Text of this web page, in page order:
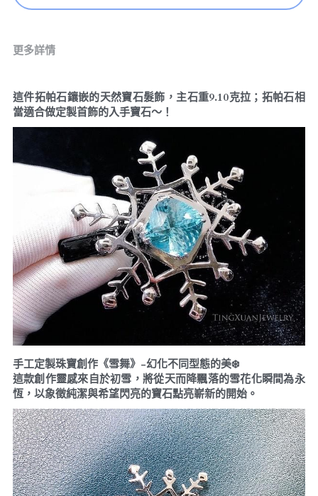
更多詳情
這件拓帕石鑲嵌的天然寶石髮飾，主石重9.10克拉；拓帕石相
當適合做定製首飾的入手寶石～！
手工定製珠寶創作《雪舞》-幻化不同型態的美❄️
這款創作靈感來自於初雪，將從天而降飄落的雪花化瞬間為永
恆，以象徵純潔與希望閃亮的寶石點亮嶄新的開始。